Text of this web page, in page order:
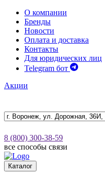
О компании
Бренды
Новости
Оплата и доставка
Контакты
Для юридических лиц
Telegram бот
Акции
8 (800) 300-38-59
все способы связи
Каталог